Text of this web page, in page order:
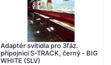
Adaptér svítidla pro 3fáz.
přípojnici S-TRACK, černý - BIG
WHITE (SLV)